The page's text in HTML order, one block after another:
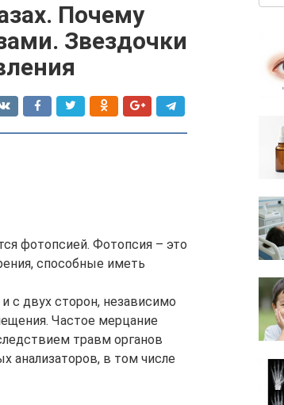
Почему
Звездочки
фотопсией. Фотопсия – это
способные иметь
с двух сторон, независимо
Частое мерцание
травм органов
анализаторов, в том числе